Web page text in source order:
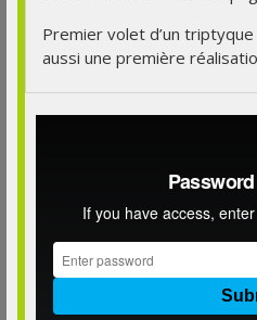
Premier volet d’un
aussi une première